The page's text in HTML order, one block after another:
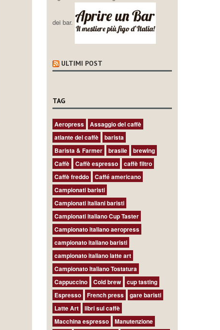
dei bar.
ULTIMI POST
TAG
Aeropress
Assaggio del caffè
atlante del caffè
barista
Barista & Farmer
brasile
brewing
Caffè
Caffè espresso
caffè filtro
Caffè freddo
Caffé americano
Campionati baristi
Campionati italiani baristi
Campionati italiano Cup Taster
Campionato italiano aeropress
campionato italiano baristi
campionato italiano latte art
Campionato Italiano Tostatura
Cappuccino
Cold brew
cup tasting
Espresso
French press
gare baristi
Latte Art
libri sul caffè
Macchina espresso
Manutenzione